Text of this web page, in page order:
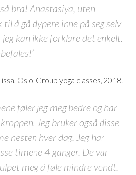
bra! Anastasiya, uten
å gå dypere inne på seg selv
jeg kan ikke forklare det enkelt.
Oslo. Group yoga classes, 2018.
føler jeg meg bedre og har
Jeg bruker også disse
nesten hver dag. Jeg har
timene 4 ganger. De var
meg å føle mindre vondt.